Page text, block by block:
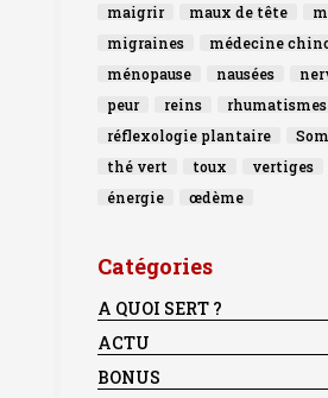
maigrir
maux de tête
migraines
médecine
ménopause
nausées
peur
reins
rhumatismes
réflexologie plantaire
thé vert
toux vertiges
énergie
œdème
Catégories
A QUOI SERT ?
ACTU
BONUS